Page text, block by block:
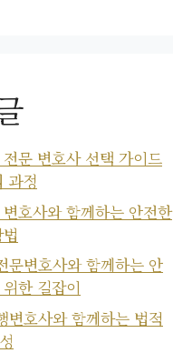
문 변호사 선택 가이드
과정
호사와 함께하는 안전한
문변호사와 함께하는 안
한 길잡이
변호사와 함께하는 법적